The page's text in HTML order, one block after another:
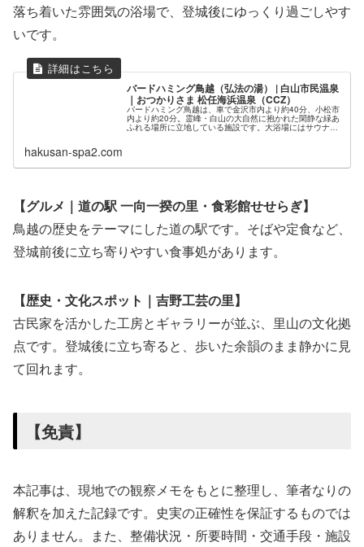
落ち着いた雰囲気の浴場で、登城後にゆっくり過ごしやす
いです。
バードハミング鳥越（弘法の湯） | 白山市民温泉
｜おつかりさま 松任海浜温泉（CCZ）
バードハミング鳥越は、車で金沢市内より約40分、小松市
内より約20分。霊峰・白山の大自然に抱かれた閑静な緑あ
ふれる場所に立地している施設です。大浴場にはサウナと
hakusan-spa2.com
【グルメ｜道の駅 一向一揆の里・食彩館せせらぎ】
鳥越の歴史をテーマにした道の駅です。そばや定食など、
登城前後に立ち寄りやすい食事処があります。
【歴史・文化スポット｜吉野工芸の里】
古民家を活かした工房とギャラリーが並ぶ、里山の文化拠
点です。登城後に立ち寄ると、歩いた余韻のまま静かに見
て回れます。
【免責】
本記事は、現地での観察メモをもとに整理し、筆者なりの
解釈を加えた記録です。史実の正確性を保証するものでは
ありません。また、整備状況・所要時間・交通手段・施設